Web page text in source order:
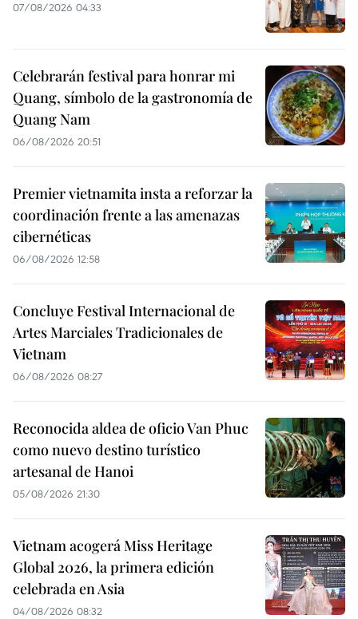
07/08/2026 04:33
Celebrarán festival para honrar mi
Quang, símbolo de la gastronomía de
Quang Nam
06/08/2026 20:51
Premier vietnamita insta a reforzar la
coordinación frente a las amenazas
cibernéticas
06/08/2026 12:58
Concluye Festival Internacional de
Artes Marciales Tradicionales de
Vietnam
06/08/2026 08:27
Reconocida aldea de oficio Van Phuc
como nuevo destino turístico
artesanal de Hanoi
05/08/2026 21:30
Vietnam acogerá Miss Heritage
Global 2026, la primera edición
celebrada en Asia
04/08/2026 08:32